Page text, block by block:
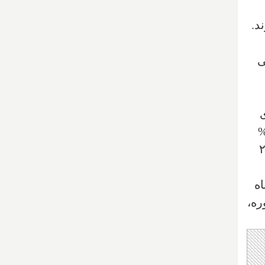
با بالاترین سطح ۴۰ ساله که به میزان ۶.۸%
سال ۲۰۲۳